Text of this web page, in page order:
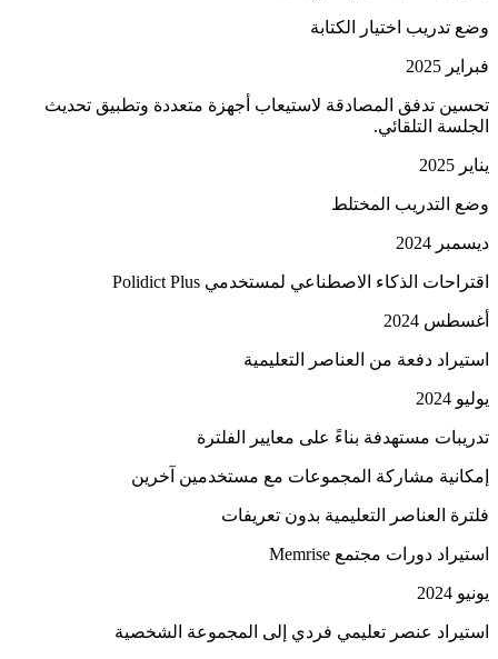
وضع تدريب اختيار الكتابة
فبراير 2025
تحسين تدفق المصادقة لاستيعاب أجهزة متعددة وتطبيق تحديث
الجلسة التلقائي.
يناير 2025
وضع التدريب المختلط
ديسمبر 2024
اقتراحات الذكاء الاصطناعي لمستخدمي Polidict Plus
أغسطس 2024
استيراد دفعة من العناصر التعليمية
يوليو 2024
تدريبات مستهدفة بناءً على معايير الفلترة
إمكانية مشاركة المجموعات مع مستخدمين آخرين
فلترة العناصر التعليمية بدون تعريفات
استيراد دورات مجتمع Memrise
يونيو 2024
استيراد عنصر تعليمي فردي إلى المجموعة الشخصية